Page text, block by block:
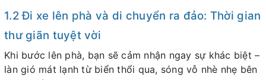
1.2 Đi xe lên phà và di chuyển ra đảo: Thời gian
thư giãn tuyệt vời
Khi bước lên phà, bạn sẽ cảm nhận ngay sự khác biệt –
làn gió mát lạnh từ biển thổi qua, sóng vỗ nhè nhẹ bên